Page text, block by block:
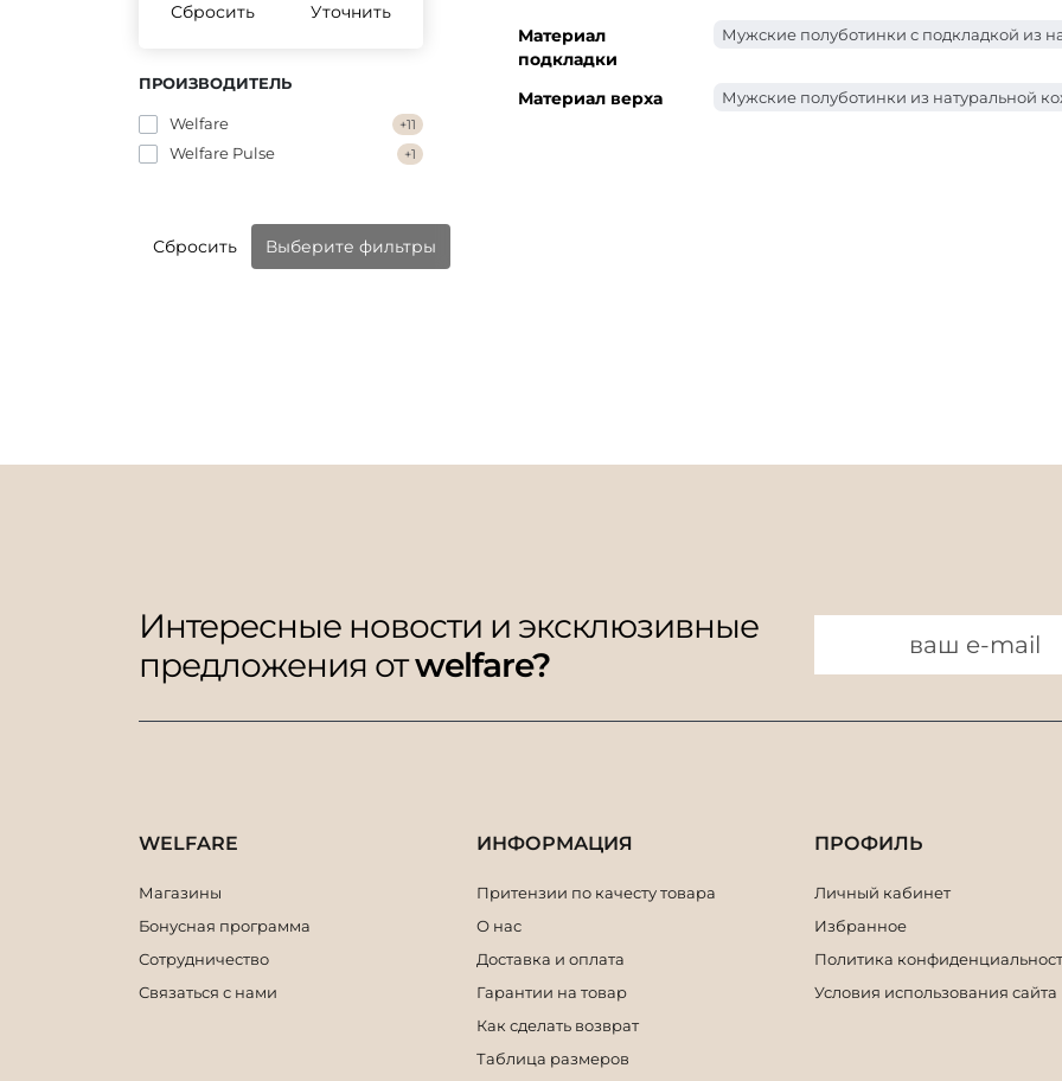
Сбросить Уточнить
ПРОИЗВОДИТЕЛЬ
Welfare +11
Welfare Pulse +1
Сбросить Выберите фильтры
Материал
подкладки
Мужские полуботинки с подкладкой из
Материал верха Мужские полуботинки из натуральной
Интересные новости и эксклюзивные
предложения отwelfare?
WELFARE
Магазины
Бонусная программа
Сотрудничество
Связаться с нами
ИНФОРМАЦИЯ
Притензии по качесту товара
О нас
Доставка и оплата
Гарантии на товар
Как сделать возврат
Таблица размеров
ПРОФИЛЬ
Личный кабинет
Избранное
Политика
Условия использования сайта